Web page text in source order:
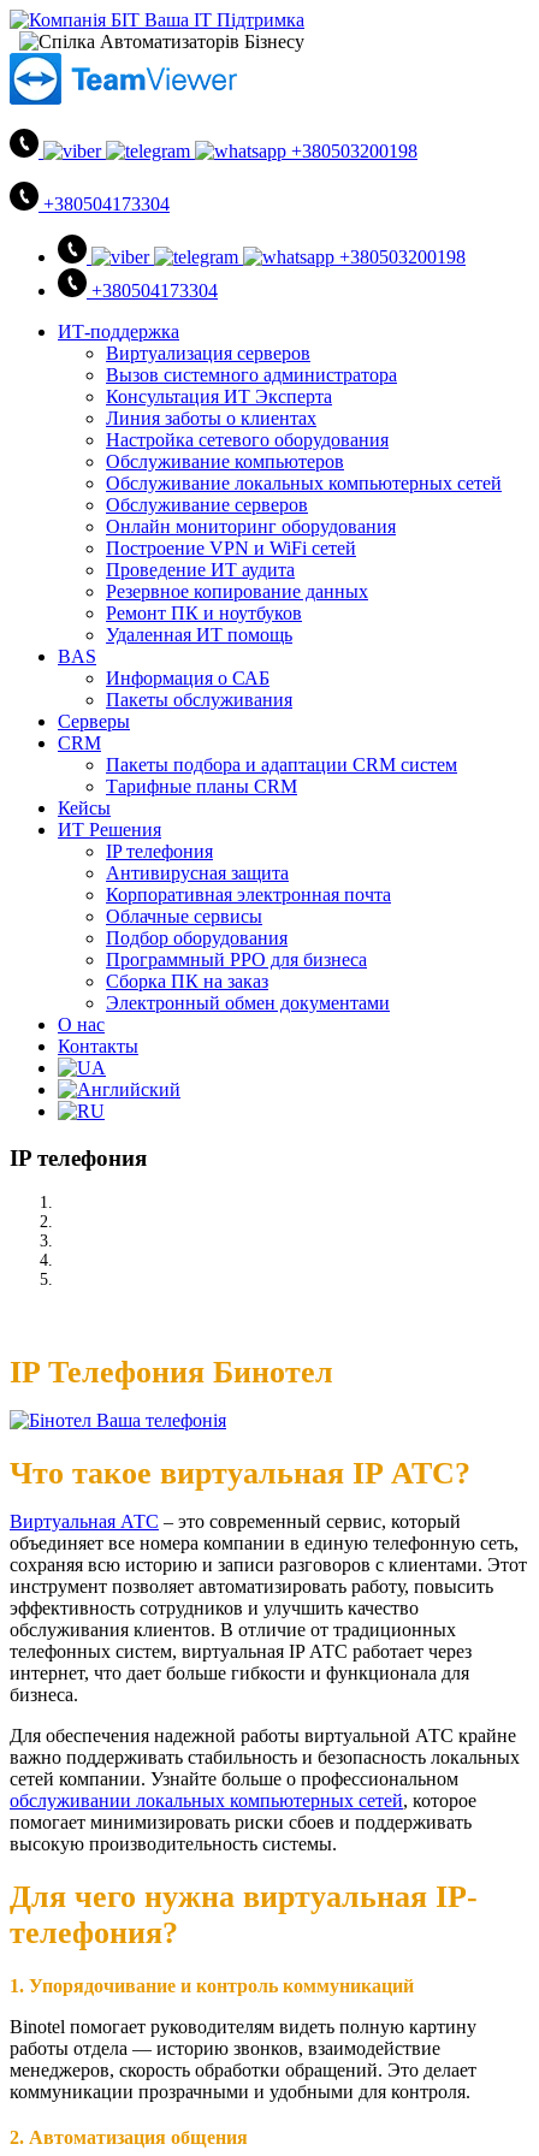
+380503200198
+380504173304
+380503200198
+380504173304
ИТ-поддержка
Виртуализация серверов
Вызов системного администратора
Консультация ИТ Эксперта
Линия заботы о клиентах
Настройка сетевого оборудования
Обслуживание компьютеров
Обслуживание локальных компьютерных сетей
Обслуживание серверов
Онлайн мониторинг оборудования
Построение VPN и WiFi сетей
Проведение ИТ аудита
Резервное копирование данных
Ремонт ПК и ноутбуков
Удаленная ИТ помощь
BAS
Информация о САБ
Пакеты обслуживания
Серверы
CRM
Пакеты подбора и адаптации CRM систем
Тарифные планы CRM
Кейсы
ИТ Решения
IP телефония
Антивирусная защита
Корпоративная электронная почта
Облачные сервисы
Подбор оборудования
Программный РРО для бизнеса
Сборка ПК на заказ
Электронный обмен документами
О нас
Контакты
IP телефония
IP Телефония Бинотел
Что такое виртуальная IP АТС?
Виртуальная АТС – это современный сервис, который
объединяет все номера компании в единую телефонную сеть,
сохраняя всю историю и записи разговоров с клиентами. Этот
инструмент позволяет автоматизировать работу, повысить
эффективность сотрудников и улучшить качество
обслуживания клиентов. В отличие от традиционных
телефонных систем, виртуальная IP АТС работает через
интернет, что дает больше гибкости и функционала для
бизнеса.
Для обеспечения надежной работы виртуальной АТС крайне
важно поддерживать стабильность и безопасность локальных
сетей компании. Узнайте больше о профессиональном
обслуживании локальных компьютерных сетей, которое
помогает минимизировать риски сбоев и поддерживать
высокую производительность системы.
Для чего нужна виртуальная IP-
телефония?
1. Упорядочивание и контроль коммуникаций
Binotel помогает руководителям видеть полную картину
работы отдела — историю звонков, взаимодействие
менеджеров, скорость обработки обращений. Это делает
коммуникации прозрачными и удобными для контроля.
2. Автоматизация общения